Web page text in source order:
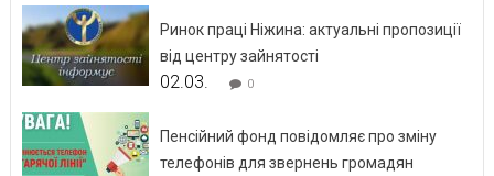
Ринок праці Ніжина: актуальні пропозиції
від центру зайнятості
02.03. 0
Пенсійний фонд повідомляє про зміну
телефонів для звернень громадян